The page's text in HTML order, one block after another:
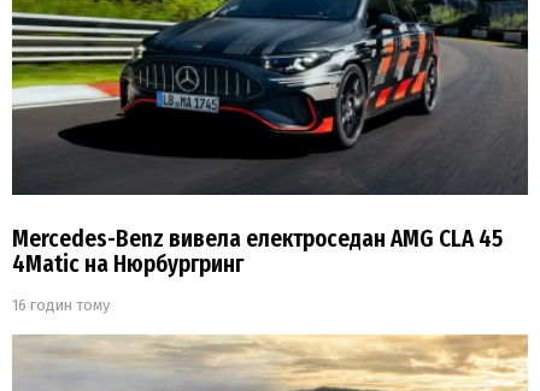
Mercedes-Benz вивела електроседан AMG CLA 45
4Matic на Нюрбургринг
16 годин тому